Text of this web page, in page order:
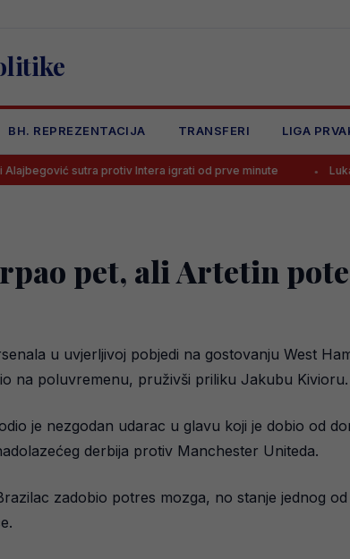
BH. REPREZENTACIJA TRANSFERI LIGA
protiv Intera igrati od prve minute Luka Kulenović
pet, ali Artetin
u uvjerljivoj pobjedi na gostovanju West
na poluvremenu, pruživši priliku Jakubu Kivioru.
je nezgodan udarac u glavu koji je dobio od
derbija protiv Manchester Uniteda.
zadobio potres mozga, no stanje jednog